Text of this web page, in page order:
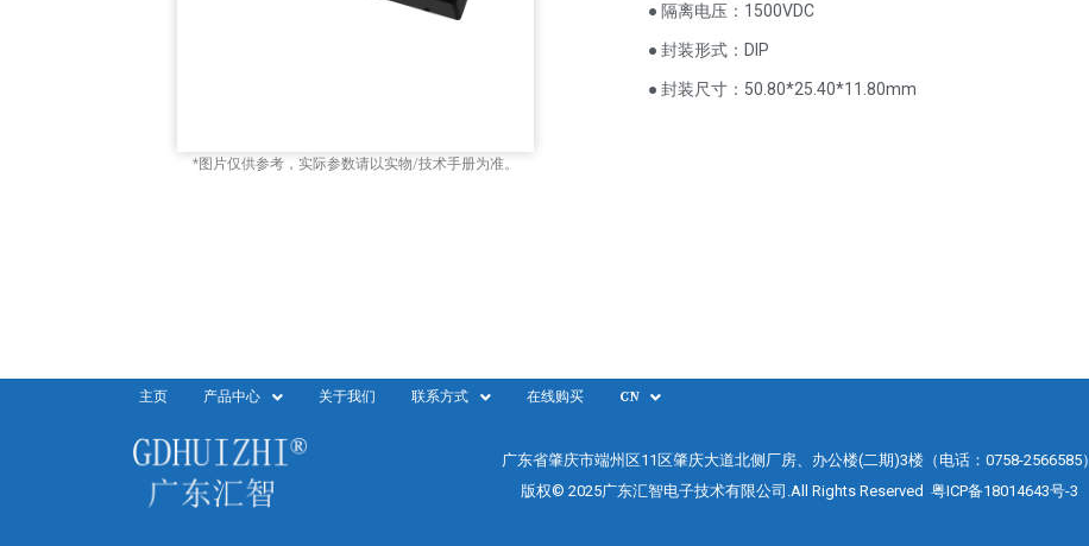
*图片仅供参考，实际参数请以实物/技术手册为准。
● 隔离电压：1500VDC
● 封装形式：DIP
● 封装尺寸：50.80*25.40*11.80mm
主页 产品中心 关于我们 联系方式 在线购买 CN
广东省肇庆市端州区11区肇庆大道北侧厂房、办公楼(二期)3楼（电话：0758-2566585）
版权© 2025广东汇智电子技术有限公司.All Rights Reserved 粤ICP备18014643号-3